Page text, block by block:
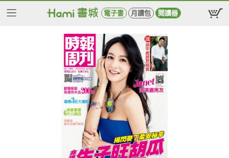
電子書 月讀包 閱讀器